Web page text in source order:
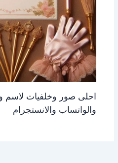
احلى صور وخلفيات لاسم
والواتساب والانستجرام